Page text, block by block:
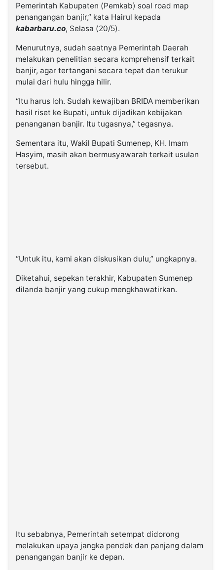
Pemerintah Kabupaten (Pemkab) soal road map
penangangan banjir,” kata Hairul kepada
kabarbaru.co, Selasa (20/5).
Menurutnya, sudah saatnya Pemerintah Daerah
melakukan penelitian secara komprehensif terkait
banjir, agar tertangani secara tepat dan terukur
mulai dari hulu hingga hilir.
“Itu harus loh. Sudah kewajiban BRIDA memberikan
hasil riset ke Bupati, untuk dijadikan kebijakan
penanganan banjir. Itu tugasnya,” tegasnya.
Sementara itu, Wakil Bupati Sumenep, KH. Imam
Hasyim, masih akan bermusyawarah terkait usulan
tersebut.
“Untuk itu, kami akan diskusikan dulu,” ungkapnya.
Diketahui, sepekan terakhir, Kabupaten Sumenep
dilanda banjir yang cukup mengkhawatirkan.
Itu sebabnya, Pemerintah setempat didorong
melakukan upaya jangka pendek dan panjang dalam
penangangan banjir ke depan.